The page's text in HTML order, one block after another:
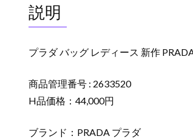
説明
プラダ バッグ レディース 新作
商品管理番号 : 2633520
H品価格：44,000円
ブランド：PRADA プラダ